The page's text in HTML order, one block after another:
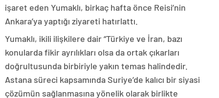
işaret eden Yumaklı, birkaç hafta önce Reisi’nin
Ankara’ya yaptığı ziyareti hatırlattı.
Yumaklı, ikili ilişkilere dair “Türkiye ve İran, bazı
konularda fikir ayrılıkları olsa da ortak çıkarları
doğrultusunda birbiriyle yakın temas halindedir.
Astana süreci kapsamında Suriye’de kalıcı bir siyasi
çözümün sağlanmasına yönelik olarak birlikte